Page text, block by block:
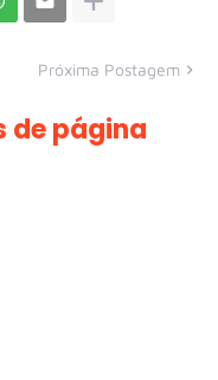
Próxima Postagem
de página